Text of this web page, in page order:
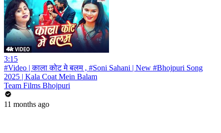
3:15
#Video | काला कोट मे बलम , #Soni Sahani | New #Bhojpuri Song
2025 | Kala Coat Mein Balam
Team Films Bhojpuri
11 months ago